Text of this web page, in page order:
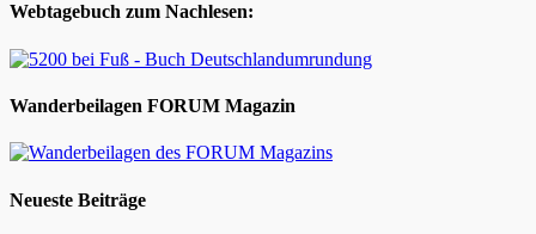
Webtagebuch zum Nachlesen:
Wanderbeilagen FORUM Magazin
Neueste Beiträge